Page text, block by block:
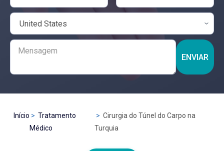
ENVIAR
Início
Tratamento
Médico
Cirurgia do Túnel do Carpo na
Turquia